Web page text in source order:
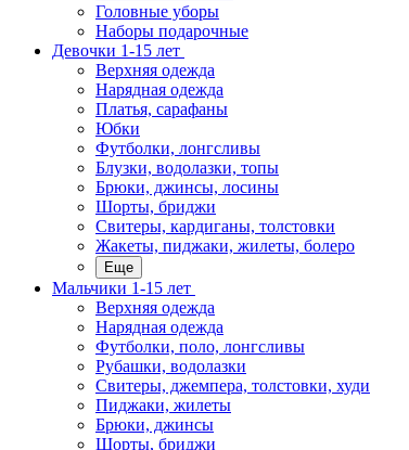
Головные уборы
Наборы подарочные
Девочки 1-15 лет
Верхняя одежда
Нарядная одежда
Платья, сарафаны
Юбки
Футболки, лонгсливы
Блузки, водолазки, топы
Брюки, джинсы, лосины
Шорты, бриджи
Свитеры, кардиганы, толстовки
Жакеты, пиджаки, жилеты, болеро
Еще
Мальчики 1-15 лет
Верхняя одежда
Нарядная одежда
Футболки, поло, лонгсливы
Рубашки, водолазки
Свитеры, джемпера, толстовки, худи
Пиджаки, жилеты
Брюки, джинсы
Шорты, бриджи